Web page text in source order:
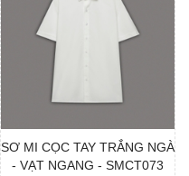
Chọn hàng
SƠ MI CỌC TAY TRẮNG NGÀ
- VẠT NGANG - SMCT073